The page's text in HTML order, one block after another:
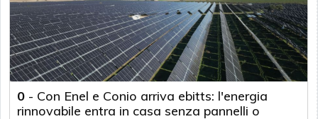
0 - Con Enel e Conio arriva ebitts: l'energia
rinnovabile entra in casa senza pannelli o